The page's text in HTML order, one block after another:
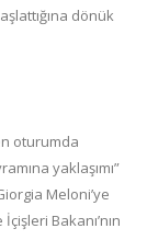
dönük
oturumda
yaklaşımı”
Meloni’ye
Bakanı’nın